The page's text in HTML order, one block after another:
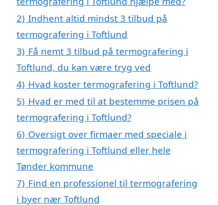
2) Indhent altid mindst 3 tilbud på
termografering i Toftlund
3) Få nemt 3 tilbud på termografering i
Toftlund, du kan være tryg ved
4) Hvad koster termografering i Toftlund?
5) Hvad er med til at bestemme prisen på
termografering i Toftlund?
6) Oversigt over firmaer med speciale i
termografering i Toftlund eller hele
Tønder kommune
7) Find en professionel til termografering
i byer nær Toftlund